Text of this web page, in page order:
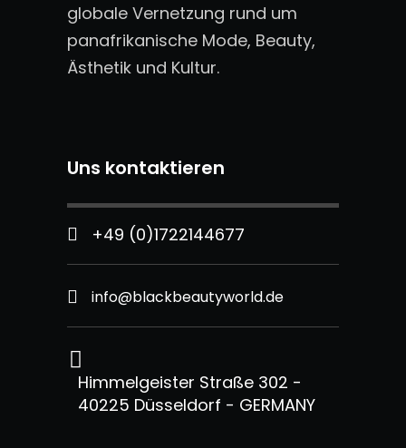
globale Vernetzung rund um
panafrikanische Mode, Beauty,
Ästhetik und Kultur.
Uns kontaktieren
+49 (0)1722144677
info@blackbeautyworld.de
Himmelgeister Straße 302 -
40225 Düsseldorf - GERMANY